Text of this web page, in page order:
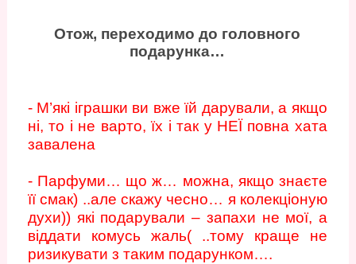
Отож, переходимо до головного
подарунка…
- М’які іграшки ви вже їй дарували, а якщо
ні, то і не варто, їх і так у НЕЇ повна хата
завалена
- Парфуми… що ж… можна, якщо знаєте
її смак) ..але скажу чесно… я колекціоную
духи)) які подарували – запахи не мої, а
віддати комусь жаль( ..тому краще не
ризикувати з таким подарунком….